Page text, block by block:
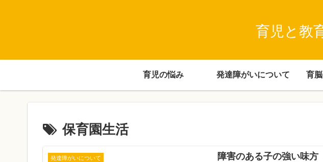
育児と教
育児の悩み 発達障がいについて 育
保育園生活
発達障がいについて 障害のある子の強い味方